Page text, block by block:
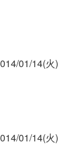
01/14(火)
01/14(火)